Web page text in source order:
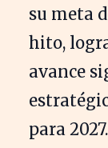
su meta
hito,
avance
para 2027.